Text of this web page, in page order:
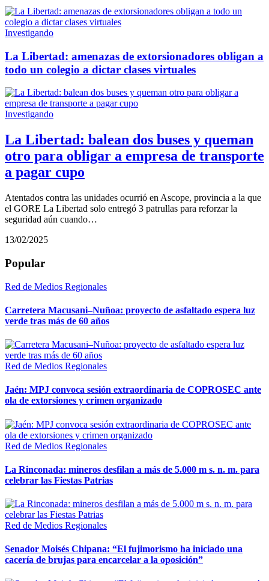
Investigando
La Libertad: amenazas de extorsionadores obligan a
todo un colegio a dictar clases virtuales
Investigando
La Libertad: balean dos buses y queman
otro para obligar a empresa de transporte
a pagar cupo
Atentados contra las unidades ocurrió en Ascope, provincia a la que
el GORE La Libertad solo entregó 3 patrullas para reforzar la
seguridad aún cuando…
13/02/2025
Popular
Red de Medios Regionales
Carretera Macusani–Nuñoa: proyecto de asfaltado espera luz
verde tras más de 60 años
Red de Medios Regionales
Jaén: MPJ convoca sesión extraordinaria de COPROSEC ante
ola de extorsiones y crimen organizado
Red de Medios Regionales
La Rinconada: mineros desfilan a más de 5.000 m s. n. m. para
celebrar las Fiestas Patrias
Red de Medios Regionales
Senador Moisés Chipana: “El fujimorismo ha iniciado una
cacería de brujas para encarcelar a la oposición”